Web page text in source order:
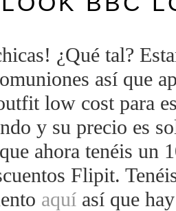
¿Qué tal?
así que
low cost para
y su precio es
ahora tenéis un
Flipit.
aquí así que